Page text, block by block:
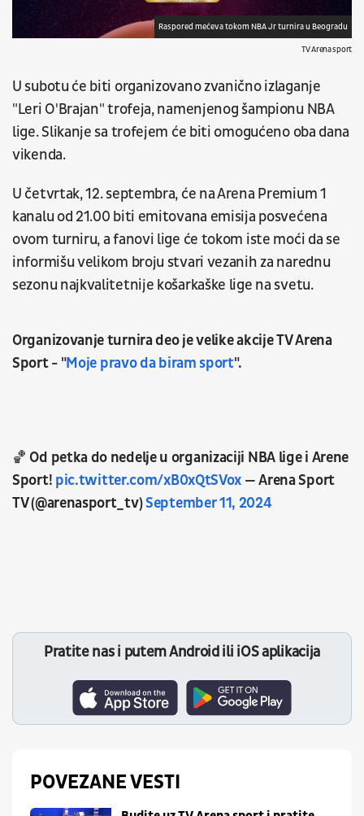
TV Arena sport
Raspored mečeva tokom NBA Jr turnira u Beogradu
U subotu će biti organizovano zvanično izlaganje
"Leri O'Brajan" trofeja, namenjenog šampionu NBA
lige. Slikanje sa trofejem će biti omogućeno oba dana
vikenda.
U četvrtak, 12. septembra, će na Arena Premium 1
kanalu od 21.00 biti emitovana emisija posvećena
ovom turniru, a fanovi lige će tokom iste moći da se
informišu velikom broju stvari vezanih za narednu
sezonu najkvalitetnije košarkaške lige na svetu.
Organizovanje turnira deo je velike akcije TV Arena
Sport - "Moje pravo da biram sport".
🏀 Od petka do nedelje u organizaciji NBA lige i Arene
Sport! pic.twitter.com/xB0xQtSVox — Arena Sport
TV (@arenasport_tv)September 11, 2024
Pratite nas i putem Android ili iOS aplikacija
POVEZANE VESTI